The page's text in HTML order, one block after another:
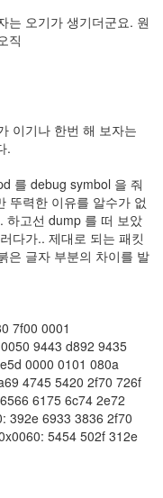
는 오기가 생기더군요. 원
직
이기나 한번 해 보자는
.
를 debug symbol 을 줘
뚜력한 이유를 알수가 없
하고선 dump 를 떠 보았
다가.. 제대로 되는 패킷
은 글자 부분의 차이를 발
7f00 0001
9443 d892 9435
0000 0101 080a
4745 5420 2f70 726f
6175 6c74 2e72
392e 6933 3836 2f70
5454 502f 312e